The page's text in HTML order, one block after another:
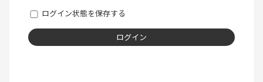
ログイン状態を保存する